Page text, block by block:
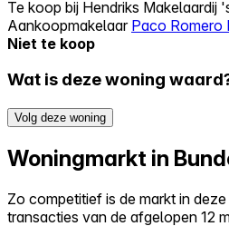
Te koop bij Hendriks Makelaardij
Aankoopmakelaar Paco Romero
Niet te koop
Wat is deze woning
Volg deze woning
Woningmarkt in
Zo competitief is de markt in
transacties van de afgelopen 12